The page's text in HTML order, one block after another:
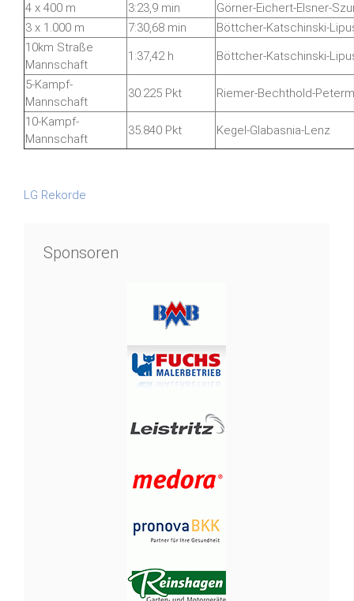
4 x 400 m
3:23,9 min
Görner-Eichert-Elsner-
3 x 1.000 m
7:30,68 min
Böttcher-Katschinski-
10km Straße
Mannschaft
1:37,42 h
Böttcher-Katschinski-
5-Kampf-
Mannschaft
30.225 Pkt
Riemer-Bechthold-
10-Kampf-
Mannschaft
35.840 Pkt Kegel-Glabasnia-Lenz
LG Rekorde
Sponsoren